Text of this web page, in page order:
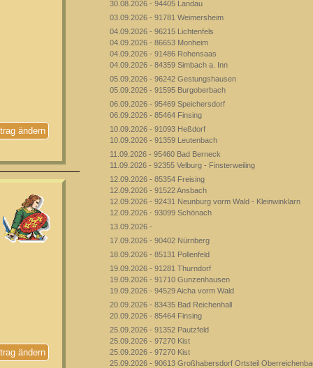
ändern
ändern
30.08.2026 - 94405 Landau
03.09.2026 - 91781 Weimersheim
04.09.2026 - 96215 Lichtenfels
04.09.2026 - 86653 Monheim
04.09.2026 - 91486 Rohensaas
04.09.2026 - 84359 Simbach a. Inn
05.09.2026 - 96242 Gestungshausen
05.09.2026 - 91595 Burgoberbach
06.09.2026 - 95469 Speichersdorf
06.09.2026 - 85464 Finsing
10.09.2026 - 91093 Heßdorf
10.09.2026 - 91359 Leutenbach
11.09.2026 - 95460 Bad Berneck
11.09.2026 - 92355 Velburg - Finsterweiling
12.09.2026 - 85354 Freising
12.09.2026 - 91522 Ansbach
12.09.2026 - 92431 Neunburg vorm Wald - Kleinwinklarn
12.09.2026 - 93099 Schönach
13.09.2026 -
17.09.2026 - 90402 Nürnberg
18.09.2026 - 85131 Pollenfeld
19.09.2026 - 91281 Thurndorf
19.09.2026 - 91710 Gunzenhausen
19.09.2026 - 94529 Aicha vorm Wald
20.09.2026 - 83435 Bad Reichenhall
20.09.2026 - 85464 Finsing
25.09.2026 - 91352 Pautzfeld
25.09.2026 - 97270 Kist
25.09.2026 - 97270 Kist
25.09.2026 - 90613 Großhabersdorf Ortsteil